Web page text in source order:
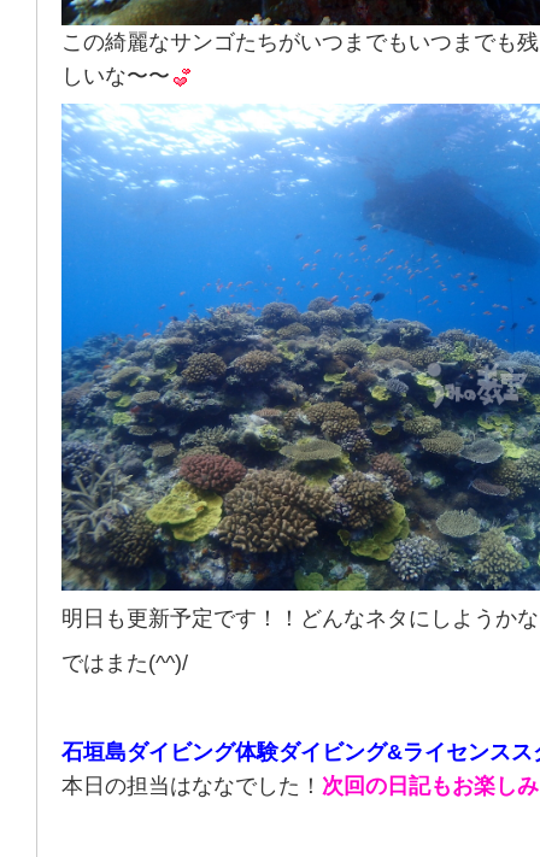
この綺麗なサンゴたちがいつまでもいつまでも
しいな〜〜
明日も更新予定です！！どんなネタにしようか
ではまた(^^)/
石垣島ダイビング体験ダイビング&ライセンスス
本日の担当はななでした！ 次回の日記もお楽し